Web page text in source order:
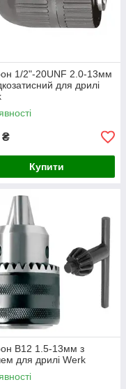
1/2"-20UNF 2.0-13мм
для дрилі
₴
Купити
В12 1.5-13мм з
для дрилі Werk